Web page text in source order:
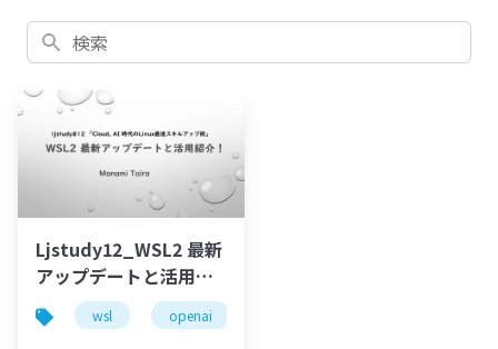
検索
Ljstudy12_WSL2 最新
アップデートと活用紹
介！
wsl openai